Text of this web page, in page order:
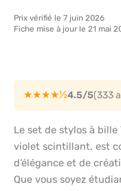
Prix vérifié le 7 juin 2026
Fiche mise à jour le 21 mai
★★★★½4.5/5(333
Le set de stylos à bille
violet scintillant, est
d’élégance et de
Que vous soyez